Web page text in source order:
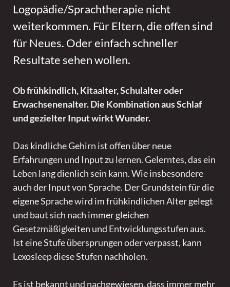
Logopädie/Sprachtherapie nicht
weiterkommen. Für Eltern, die offen sind
für Neues. Oder einfach schneller
Resultate sehen wollen.
Ob frühkindlich, Kitaalter, Schulalter oder
Erwachsenenalter. Die Kombination aus Schlaf
und gezielter Input wirkt Wunder.
Das kindliche Gehirn ist offen über neue
Erfahrungen und Input zu lernen. Gelerntes, das ein
Leben lang dienlich sein kann. Wie insbesondere
auch der Input von Sprache. Der Grundstein für die
eigene Sprache wird im frühkindlichen Alter gelegt
und baut sich nach immer gleichen
Gesetzmäßigkeiten und Entwicklungsstufen aus.
Ist eine Stufe übersprungen oder verpasst, kann
Lexosleep diese Stufen nachholen.
Es ist bekannt und nachgewiesen, dass immer mehr